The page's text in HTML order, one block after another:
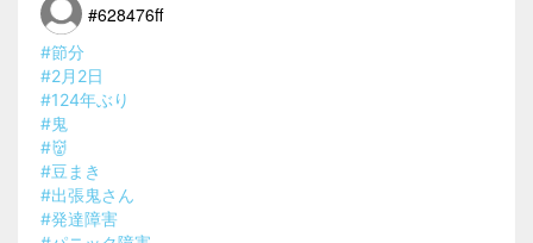
#628476ff
#節分
#2月2日
#124年ぶり
#鬼
#👹
#豆まき
#出張鬼さん
#発達障害